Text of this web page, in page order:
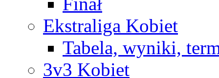
Ekstraliga Kobiet
Tabela, wyniki,
3v3 Kobiet